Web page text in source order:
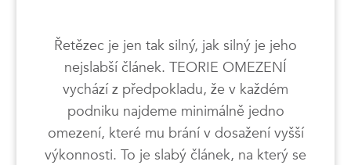
Řetězec je jen tak silný, jak silný je jeho
nejslabší článek. TEORIE OMEZENÍ
vychází z předpokladu, že v každém
podniku najdeme minimálně jedno
omezení, které mu brání v dosažení vyšší
výkonnosti. To je slabý článek, na který se